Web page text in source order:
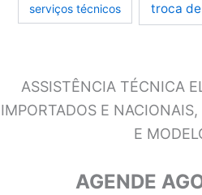
serviços técnicos troca
ASSISTÊNCIA TÉCNICA
IMPORTADOS E
E
AGENDE